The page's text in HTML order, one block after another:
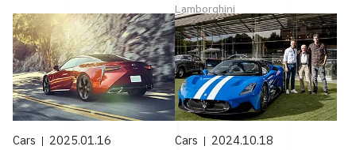
Lamborghini
Cars 2025.01.16 Cars 2024.10.18